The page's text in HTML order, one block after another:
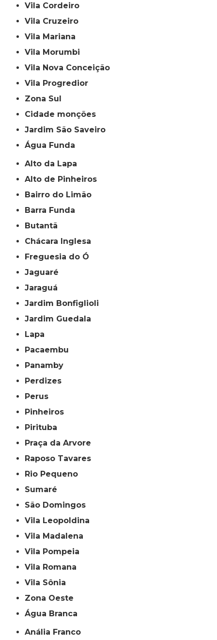
Vila Cordeiro
Vila Cruzeiro
Vila Mariana
Vila Morumbi
Vila Nova Conceição
Vila Progredior
Zona Sul
cidade monções
jardim São Saveiro
Água Funda
Alto da Lapa
Alto de Pinheiros
Bairro do Limão
Barra Funda
Butantã
Chácara Inglesa
Freguesia do Ó
Jaguaré
Jaraguá
Jardim Bonfiglioli
Jardim Guedala
Lapa
Pacaembu
Panamby
Perdizes
Perus
Pinheiros
Pirituba
Praça da Arvore
Raposo Tavares
Rio Pequeno
Sumaré
São Domingos
Vila Leopoldina
Vila Madalena
Vila Pompeia
Vila Romana
Vila Sônia
Zona Oeste
Água Branca
Anália Franco